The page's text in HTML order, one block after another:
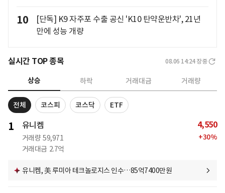
10
[단독] K9 자주포 수출 공신 'K10 탄약운반차', 21년
만에 성능 개량
실시간 TOP 종목 08.06 14:24 장중
상승 하락 거래대금 거래량
전체 코스피 코스닥 ETF
1 유니켐
거래량 59,971
거래대금 2.7억
4,550
+30%
유니켐, 美 루미아 테크놀로지스 인수…85억7400만원